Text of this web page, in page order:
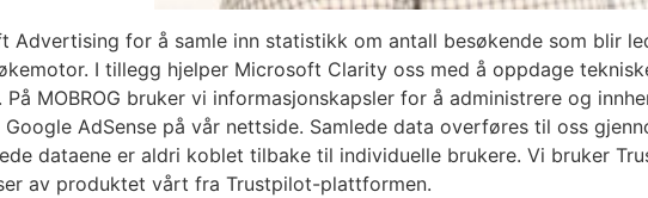
Advertising for å samle inn statistikk om antall besøkende som blir
I tillegg hjelper Microsoft Clarity oss med å oppdage
På MOBROG bruker vi informasjonskapsler for å administrere og
Google AdSense på vår nettside. Samlede data overføres til oss
dataene er aldri koblet tilbake til individuelle brukere. Vi bruker
av produktet vårt fra Trustpilot-plattformen.